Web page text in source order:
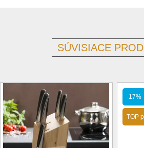
SÚVISIACE
-17%
TOP